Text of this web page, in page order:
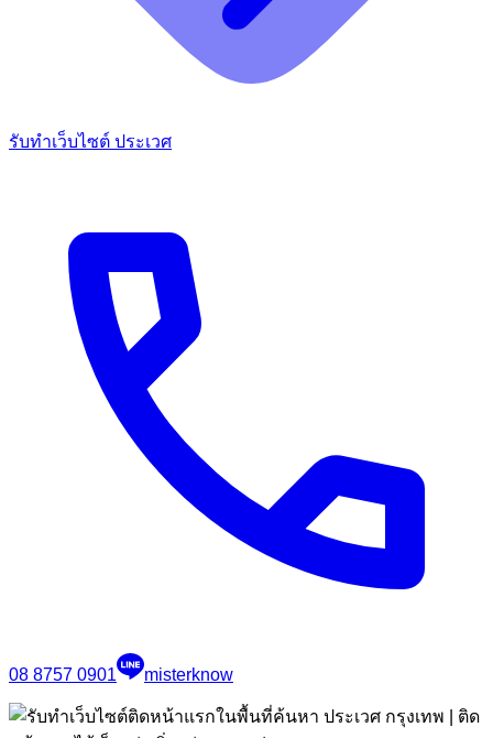
รับทำเว็บไซต์ ประเวศ
08 8757 0901 misterknow